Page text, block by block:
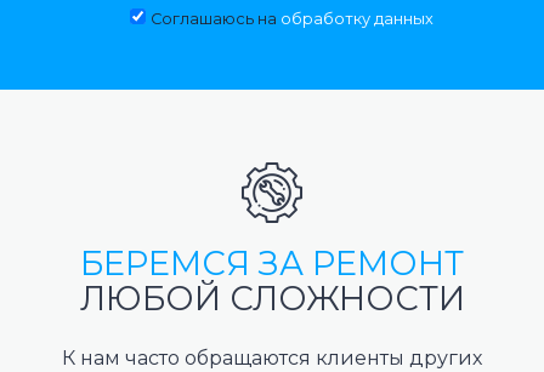
Соглашаюсь на обработку данных
БЕРЕМСЯ ЗА РЕМОНТ
ЛЮБОЙ СЛОЖНОСТИ
К нам часто обращаются клиенты других